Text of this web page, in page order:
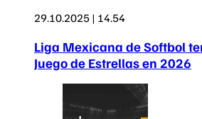
29.10.2025 | 14.54
Liga Mexicana de Softbol
Juego de Estrellas en 2026